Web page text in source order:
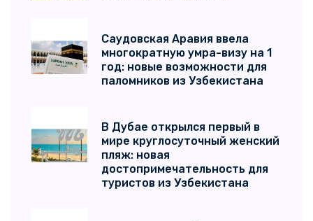
Саудовская Аравия ввела
многократную умра-визу на 1
год: новые возможности для
паломников из Узбекистана
В Дубае открылся первый в
мире круглосуточный женский
пляж: новая
достопримечательность для
туристов из Узбекистана